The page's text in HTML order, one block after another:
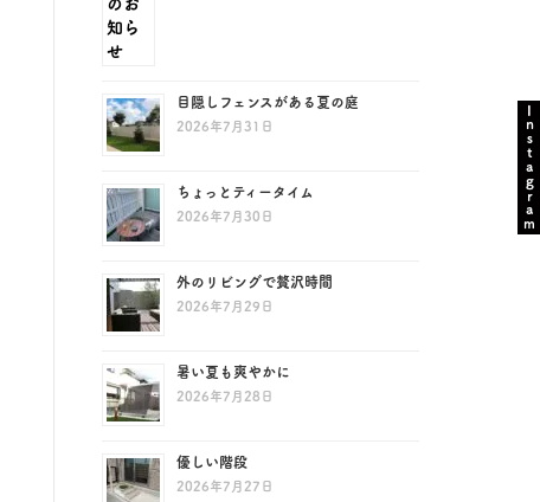
目隠しフェンスがある夏の庭
2026年7月31日
ちょっとティータイム
2026年7月30日
外のリビングで贅沢時間
2026年7月29日
暑い夏も爽やかに
2026年7月28日
優しい階段
2026年7月27日
Instagram